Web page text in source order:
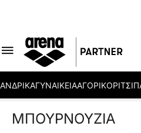
ΑΝΔΡΙΚΑΓΥΝΑΙΚΕΙΑΑΓΟΡΙΚΟΡΙΤΣΙ
ΜΠΟΥΡΝΟΥΖΙΑ